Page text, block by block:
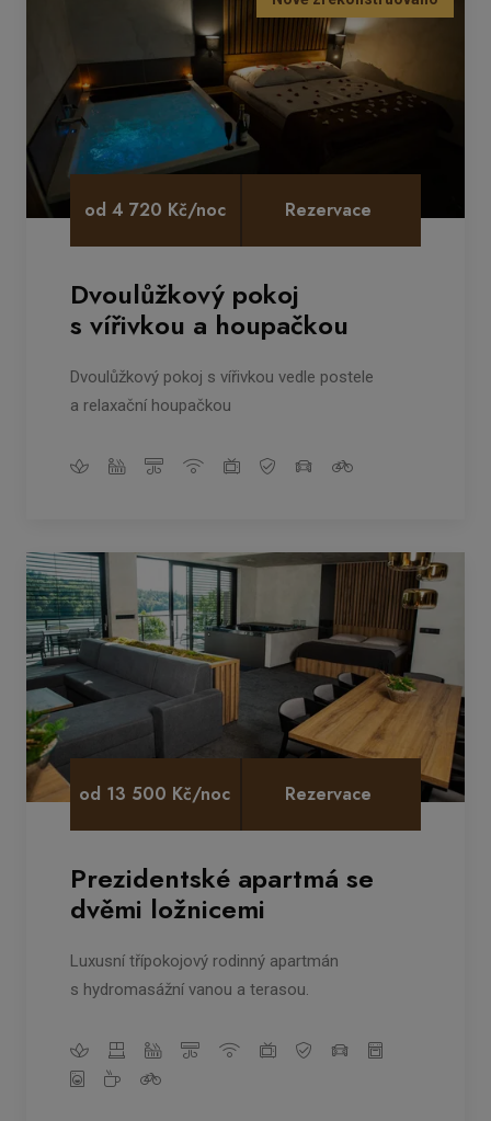
od 4 720 Kč/noc Rezervace
Dvoulůžkový pokoj
s vířivkou a houpačkou
Dvoulůžkový pokoj s vířivkou vedle postele
a relaxační houpačkou
od 13 500 Kč/noc Rezervace
Prezidentské apartmá se
dvěmi ložnicemi
Luxusní třípokojový rodinný apartmán
s hydromasážní vanou a terasou.